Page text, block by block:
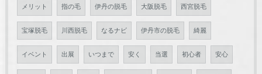
メリット 指の毛 伊丹の脱毛 大阪脱毛 西宮脱毛
宝塚脱毛 川西脱毛 なるナビ 伊丹市の脱毛 綺麗
イベント 出展 いつまで 安く 当選 初心者 安心